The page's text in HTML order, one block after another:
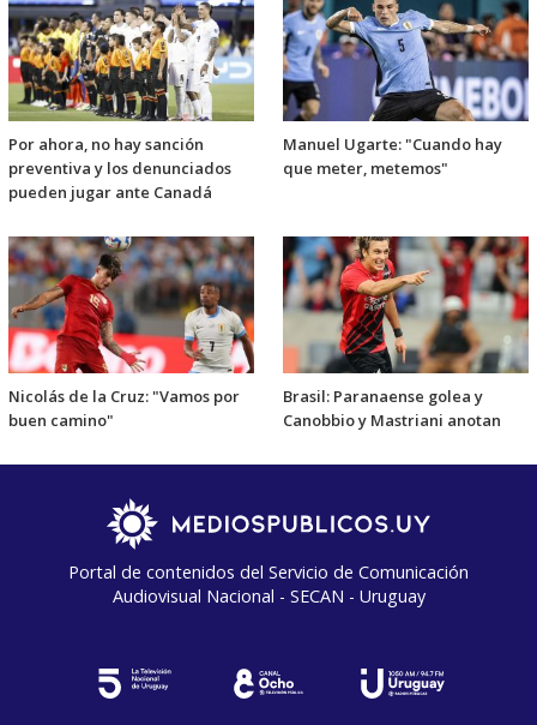
Por ahora, no hay sanción
preventiva y los denunciados
pueden jugar ante Canadá
Manuel Ugarte: "Cuando hay
que meter, metemos"
Nicolás de la Cruz: "Vamos por
buen camino"
Brasil: Paranaense golea y
Canobbio y Mastriani anotan
Portal de contenidos del Servicio de Comunicación
Audiovisual Nacional - SECAN - Uruguay